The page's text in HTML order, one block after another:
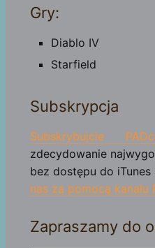
Gry:
Diablo IV
Starfield
Subskrypcja
Subskrybujcie
zdecydowanie
bez dostępu do
nas za pomocą kanału
Zapraszamy do